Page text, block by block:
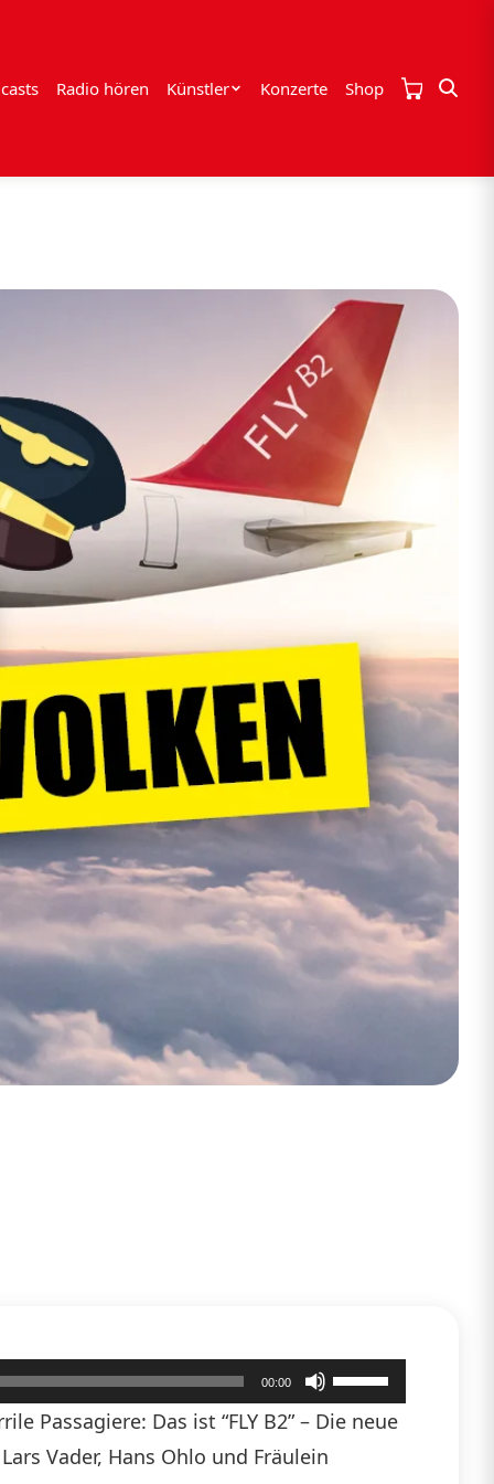
Radio hören Künstler Konzerte Shop
00:00
Pfeiltasten
Hoch/Runter
Passagiere: Das ist “FLY B2” – Die neue
Vader, Hans Ohlo und Fräulein